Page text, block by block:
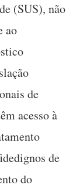
(SUS), não
ao
de
acesso à
de
do